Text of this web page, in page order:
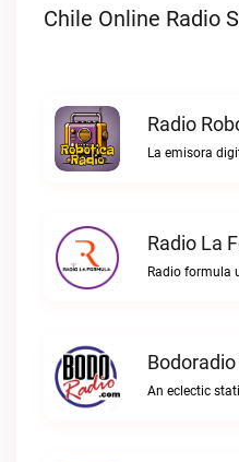
Chile Online Radio
Radio
Radio La